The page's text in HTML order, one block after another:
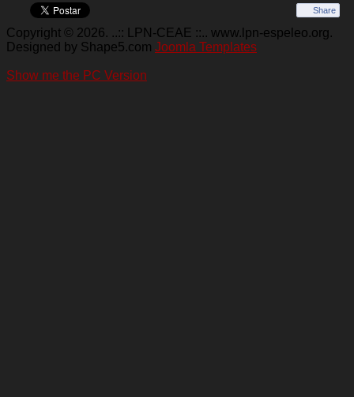
Share
Copyright © 2026. ..:: LPN-CEAE ::.. www.lpn-espeleo.org.
Designed by Shape5.com Joomla Templates
Show me the PC Version